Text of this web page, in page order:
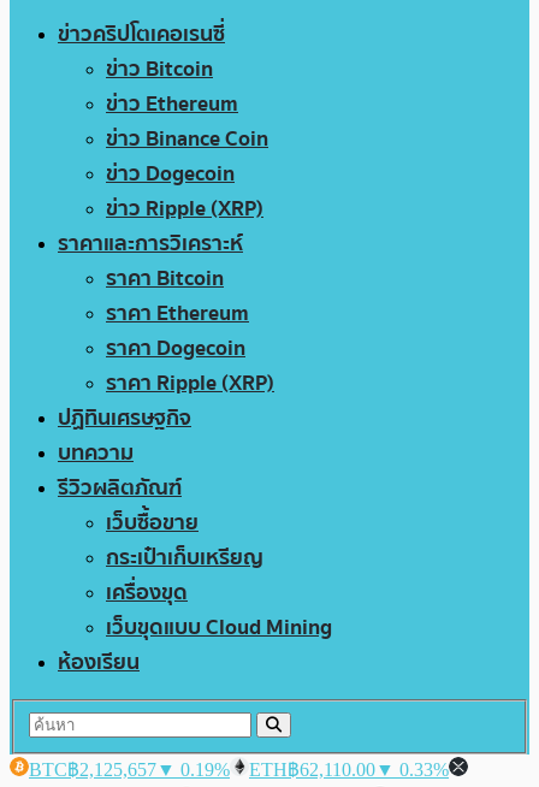
ข่าวคริปโตเคอเรนซี่
ข่าว Bitcoin
ข่าว Ethereum
ข่าว Binance Coin
ข่าว Dogecoin
ข่าว Ripple (XRP)
ราคาและการวิเคราะห์
ราคา Bitcoin
ราคา Ethereum
ราคา Dogecoin
ราคา Ripple (XRP)
ปฏิทินเศรษฐกิจ
บทความ
รีวิวผลิตภัณฑ์
เว็บซื้อขาย
กระเป๋าเก็บเหรียญ
เครื่องขุด
เว็บขุดแบบ Cloud Mining
ห้องเรียน
BTC฿2,125,657▼ 0.19% ETH฿62,110.00▼ 0.33%